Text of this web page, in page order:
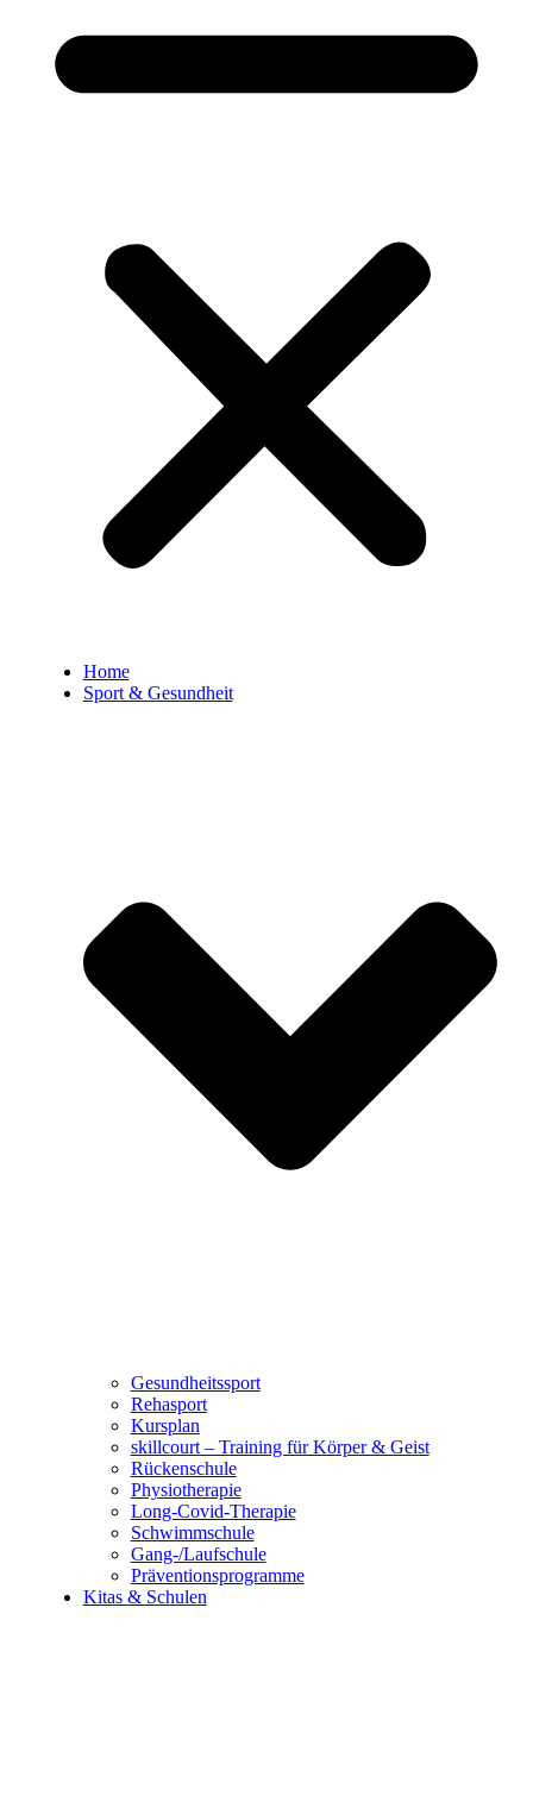
Home
Sport & Gesundheit
Gesundheitssport
Rehasport
Kursplan
skillcourt – Training für Körper & Geist
Rückenschule
Physiotherapie
Long-Covid-Therapie
Schwimmschule
Gang-/Laufschule
Präventionsprogramme
Kitas & Schulen